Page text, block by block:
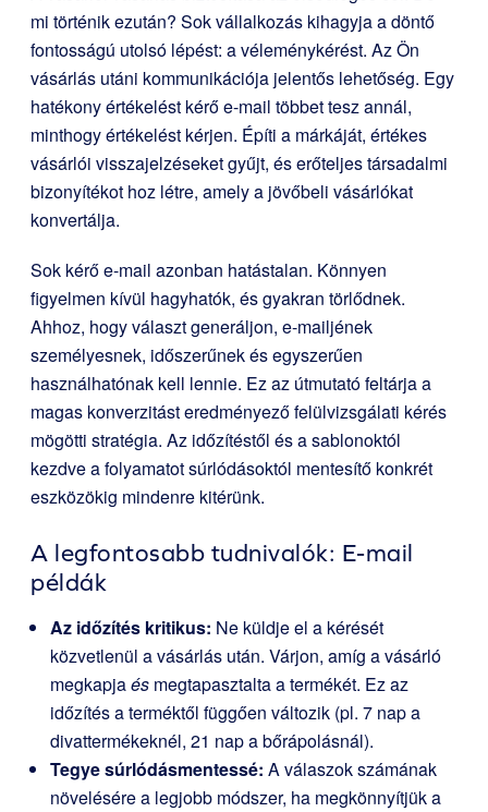
mi történik ezután? Sok vállalkozás kihagyja a döntő
fontosságú utolsó lépést: a véleménykérést. Az Ön
vásárlás utáni kommunikációja jelentős lehetőség. Egy
hatékony értékelést kérő e-mail többet tesz annál,
minthogy értékelést kérjen. Építi a márkáját, értékes
vásárlói visszajelzéseket gyűjt, és erőteljes társadalmi
bizonyítékot hoz létre, amely a jövőbeli vásárlókat
konvertálja.
Sok kérő e-mail azonban hatástalan. Könnyen
figyelmen kívül hagyhatók, és gyakran törlődnek.
Ahhoz, hogy választ generáljon, e-mailjének
személyesnek, időszerűnek és egyszerűen
használhatónak kell lennie. Ez az útmutató feltárja a
magas konverzitást eredményező felülvizsgálati kérés
mögötti stratégia. Az időzítéstől és a sablonoktól
kezdve a folyamatot súrlódásoktól mentesítő konkrét
eszközökig mindenre kitérünk.
A legfontosabb tudnivalók: E-mail
példák
Az időzítés kritikus: Ne küldje el a kérését
közvetlenül a vásárlás után. Várjon, amíg a vásárló
megkapjaés megtapasztalta a termékét. Ez az
időzítés a terméktől függően változik (pl. 7 nap a
divattermékeknél, 21 nap a bőrápolásnál).
Tegye súrlódásmentessé: A válaszok számának
növelésére a legjobb módszer, ha megkönnyítjük a